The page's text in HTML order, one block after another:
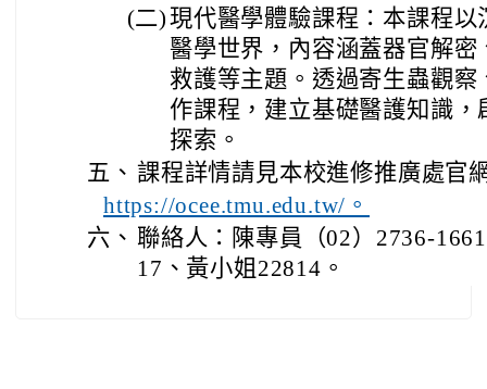
(二)現代醫學體驗課程：本課程
醫學世界，內容涵蓋器官解
救護等主題。透過寄生蟲觀
作課程，建立基礎醫護知識
探索。
五、 課程詳情請見本校進修推廣處官
https://ocee.tmu.edu.tw/。
六、 聯絡人：陳專員（02）2736-
17、黃小姐22814。